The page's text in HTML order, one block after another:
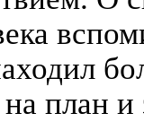
план и